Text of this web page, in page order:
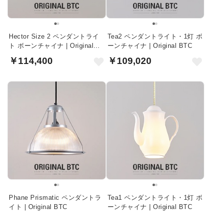
Hector Size 2 ペンダントライ
ト ボーンチャイナ | Original
￥114,400
Tea2 ペンダントライト・1灯 ボ
ーンチャイナ | Original BTC
￥109,020
Phane Prismatic ペンダントラ
イト | Original BTC
Tea1 ペンダントライト・1灯 ボ
ーンチャイナ | Original BTC